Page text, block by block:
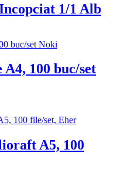
1/1 Alb
100 buc/set
A5, 100